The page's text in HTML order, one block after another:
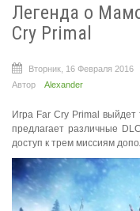
Легенда о
Cry Primal
Вторник, 16 Февраля 2016
Автор
Alexander
Игра Far Cry Primal
предлагает различные
доступ к трем миссиям